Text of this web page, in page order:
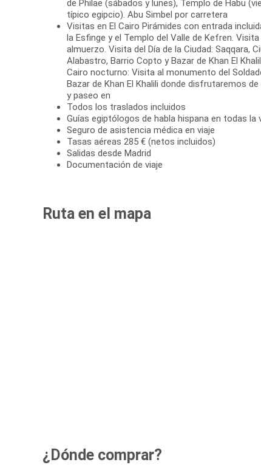
de Philae (sábados y lunes), Templo de Habu
típico egipcio). Abu Simbel por carretera
Visitas en El Cairo Pirámides con entrada
la Esfinge y el Templo del Valle de Kefren.
almuerzo. Visita del Día de la Ciudad: Saqqara,
Alabastro, Barrio Copto y Bazar de Khan El
Cairo nocturno: Visita al monumento del
Bazar de Khan El Khalili donde disfrutaremos
y paseo en
Todos los traslados incluidos
Guías egiptólogos de habla hispana en todas la
Seguro de asistencia médica en viaje
Tasas aéreas 285 € (netos incluidos)
Salidas desde Madrid
Documentación de viaje
Ruta en el mapa
¿Dónde comprar?